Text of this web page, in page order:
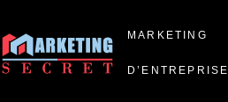
MARKETING
D’ENTREPRISE